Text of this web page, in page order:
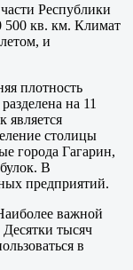
Республики
500 кв. км. Климат
и
плотность
на 11
является
столицы
города Гагарин,
В
предприятий.
важной
тысяч
в